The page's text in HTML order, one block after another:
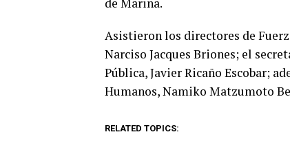
de Marina.
Asistieron los directores de
Narciso Jacques Briones; el
Pública, Javier Ricaño Escobar;
Humanos, Namiko Matzumoto
RELATED TOPICS: